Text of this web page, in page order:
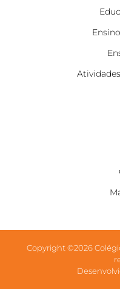
Copyright ©2026